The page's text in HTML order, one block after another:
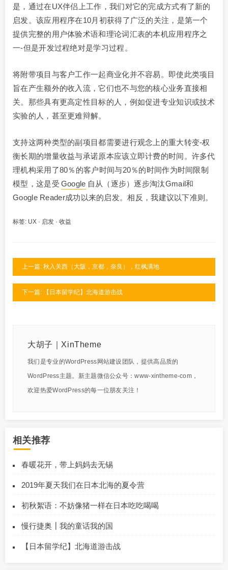
是，通过在UX伴侣上工作，我们对它的完成方式有了新的
启发。该应用程序在10月初获得了广泛的关注，是第一个
提供完整的用户体验术语和理论词汇表的本机应用程序之
一-但是开发过程绝对是学习过程。
将附带项目与客户工作一起商业化并不容易。即使此类项目
旨在产生额外的收入流，它们也不与您的核心业务直接相
关。那些具有更高定性目标的人，例如促进专业知识或技术
实验的人，甚至更难辩解。
支持这两种类型的副项目都需要进行观念上的重大转变-权
衡长期的增量收益与承诺原本应该立即计费的时间。许多代
理机构采用了80％的客户时间与20％的时间作为时间限制
模型，这是受 Google 自从（逐步）逐步淘汰Gmail和
Google Reader成功以来的启发。相反，我建议以下准则。
标签: UX · 启发 · 收益
上一篇: 秋入关西（大阪，京都，奈良），红枫满地
下一篇: 【日本留学纪】北海道游击战
大胡子｜XinTheme
我们是专业的WordPress网站建设团队，提供高品质的
WordPress主题。新主题微信公众号：www-xintheme-com，
欢迎热爱WordPress的每一位朋友关注！
相关推荐
春暖花开，带上妈妈去无锡
2019年夏天我们在日本北海的夏令营
初秋絮语：不妨像猪一样在日本吃吃喝喝
慢行捷奥┃我的童话我的国
【日本留学纪】北海道游击战